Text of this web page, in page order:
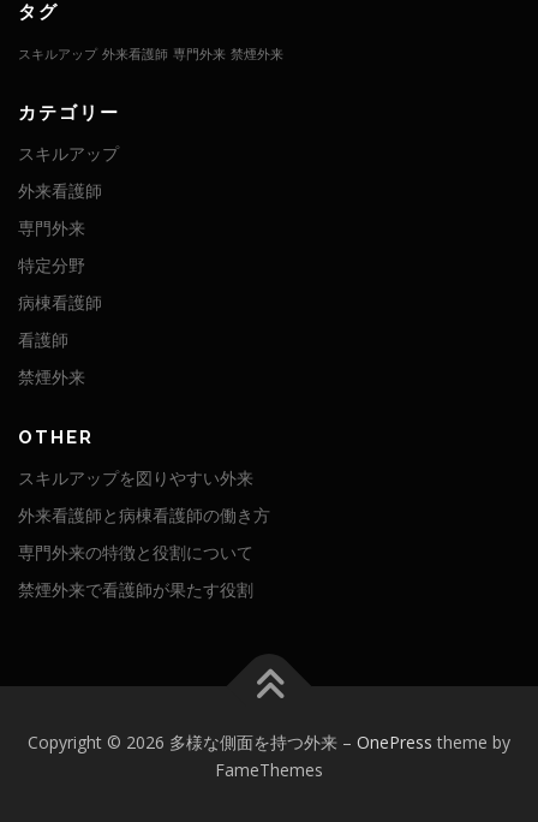
タグ
スキルアップ 外来看護師 専門外来 禁煙外来
カテゴリー
スキルアップ
外来看護師
専門外来
特定分野
病棟看護師
看護師
禁煙外来
OTHER
スキルアップを図りやすい外来
外来看護師と病棟看護師の働き方
専門外来の特徴と役割について
禁煙外来で看護師が果たす役割
Copyright © 2026 多様な側面を持つ外来 – OnePress theme by
FameThemes